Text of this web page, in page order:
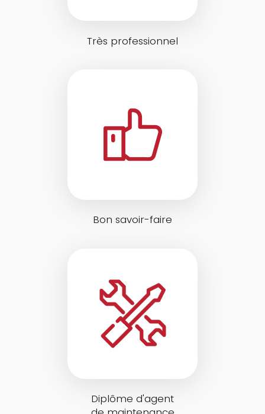
Très professionnel
Bon savoir-faire
Diplôme d'agent